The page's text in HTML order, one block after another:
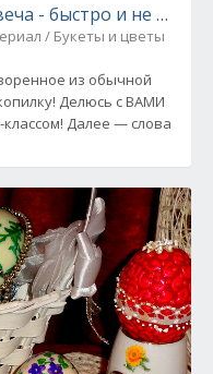
- быстро и не
/ Букеты и цветы
из обычной
Делюсь с ВАМИ
Далее — слова